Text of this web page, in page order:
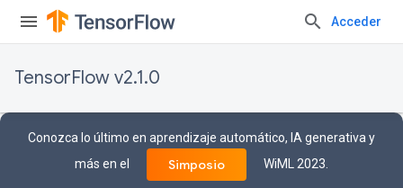
Acceder
TensorFlow v2.1.0
Conozca lo último en aprendizaje automático, IA generativa y
más en el
Simposio WiML 2023.